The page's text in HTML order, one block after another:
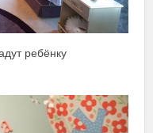
ребёнку